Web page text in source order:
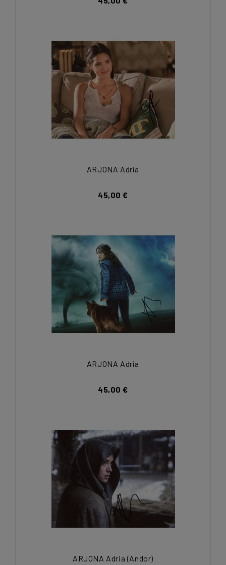
ARJONA Adria
45,00 €
ARJONA Adria
45,00 €
ARJONA Adria (Andor)